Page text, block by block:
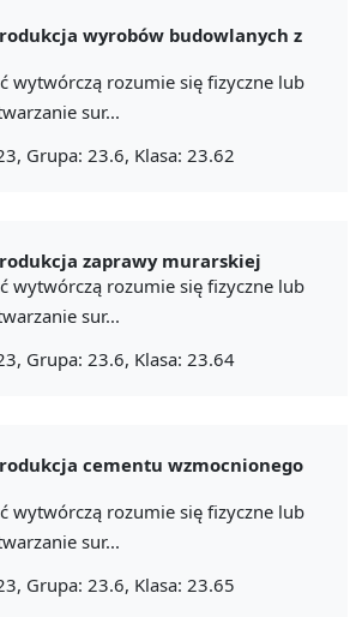
wyrobów budowlanych z
wytwórczą rozumie się fizyczne lub
sur...
Grupa: 23.6, Klasa: 23.62
zaprawy murarskiej
wytwórczą rozumie się fizyczne lub
sur...
Grupa: 23.6, Klasa: 23.64
cementu wzmocnionego
wytwórczą rozumie się fizyczne lub
sur...
Grupa: 23.6, Klasa: 23.65